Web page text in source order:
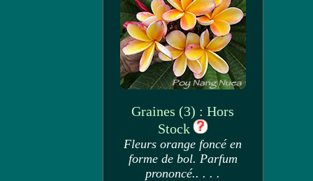
Graines (3) : Hors
Stock
Fleurs orange foncé en
forme de bol. Parfum
prononcé.. . . .